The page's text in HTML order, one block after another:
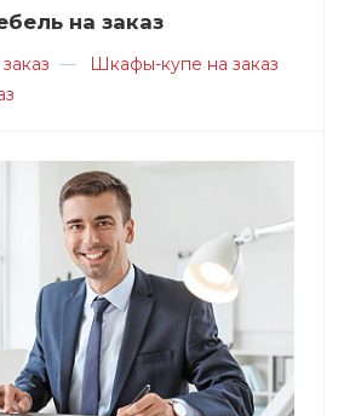
на заказ
—
Шкафы-купе на заказ